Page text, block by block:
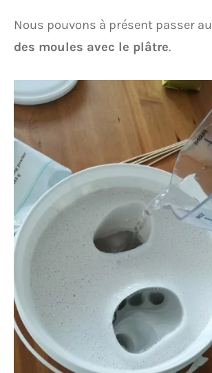
Nous pouvons à présent passer au
des moules avec le plâtre.